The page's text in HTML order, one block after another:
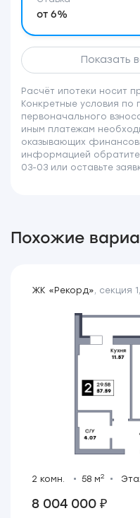
от 6%
Показать
Расчёт ипотеки носит
Конкретные условия по
первоначального
иным платежам
оказывающих
информацией
03-03 или оставьте
Похожие
ЖК «Рекорд», секция 1 ,
2 комн. 58 м2
8 004 000 ₽